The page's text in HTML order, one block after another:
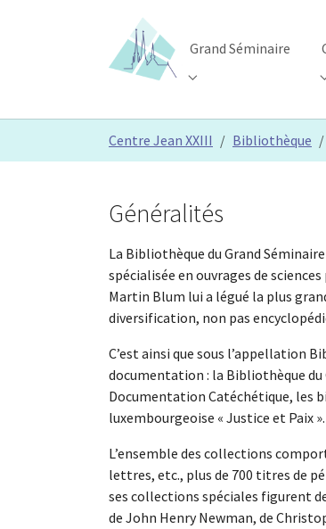
Grand Séminaire
Submenu for "Grand
Centre Jean XXIII Bibliothèque
Généralités
La Bibliothèque du Grand
spécialisée en ouvrages de
Martin Blum lui a légué la plus
diversification, non pas
C’est ainsi que sous l’appellation
documentation : la Bibliothèque
Documentation Catéchétique, les
luxembourgeoise « Justice et Paix ».
L’ensemble des collections
lettres, etc., plus de 700 titres de
ses collections spéciales figurent
de John Henry Newman, de